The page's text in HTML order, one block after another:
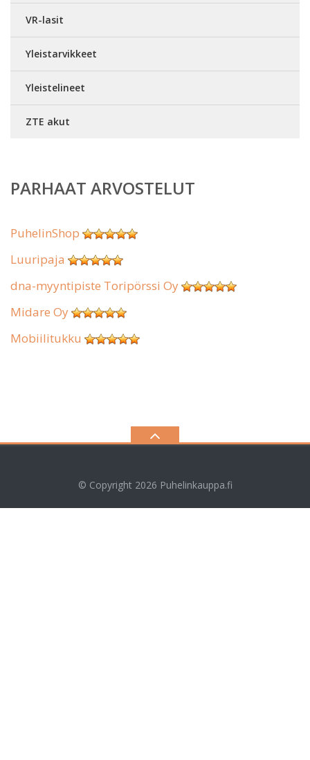
VR-lasit
Yleistarvikkeet
Yleistelineet
ZTE akut
PARHAAT ARVOSTELUT
PuhelinShop
Luuripaja
dna-myyntipiste Toripörssi Oy
Midare Oy
Mobiilitukku
© Copyright 2026 Puhelinkauppa.fi